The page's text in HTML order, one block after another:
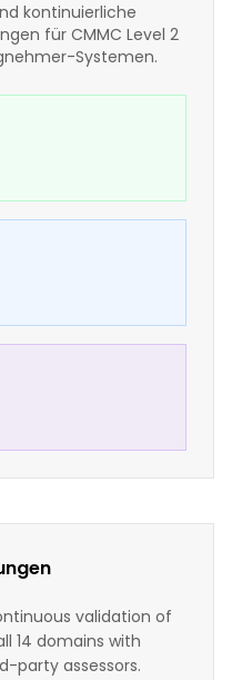
kontinuierliche
für CMMC Level 2
Systemen.
validation of
14 domains with
party assessors.